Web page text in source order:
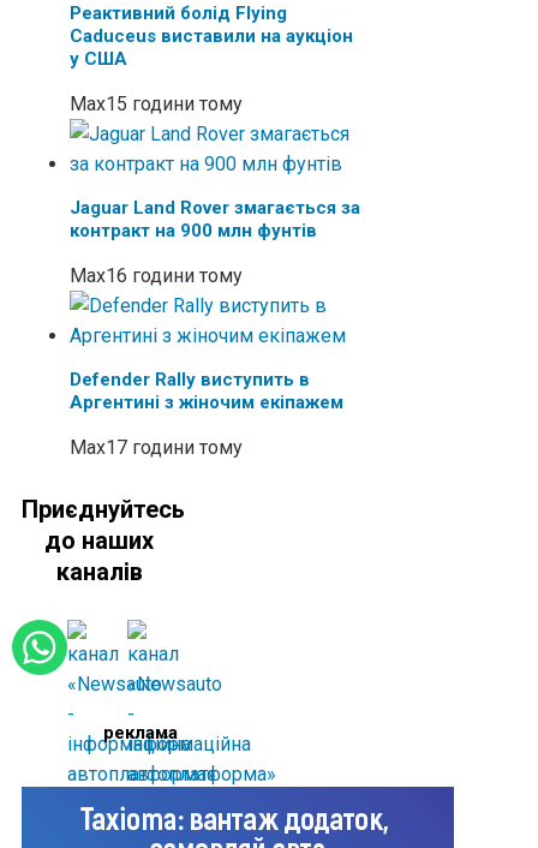
Реактивний болід Flying
Caduceus виставили на аукціон
у США
Max15 години тому
Jaguar Land Rover змагається за
контракт на 900 млн фунтів
Max16 години тому
Defender Rally виступить в
Аргентині з жіночим екіпажем
Max17 години тому
Приєднуйтесь
до наших
каналів
реклама